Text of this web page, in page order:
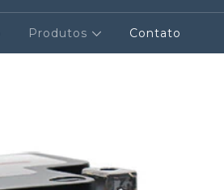
Produtos Contato